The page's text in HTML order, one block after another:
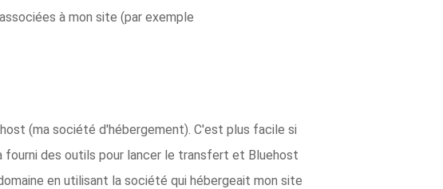
à mon site (par exemple
(ma société d'hébergement). C'est plus facile si
fourni des outils pour lancer le transfert et Bluehost
en utilisant la société qui hébergeait mon site